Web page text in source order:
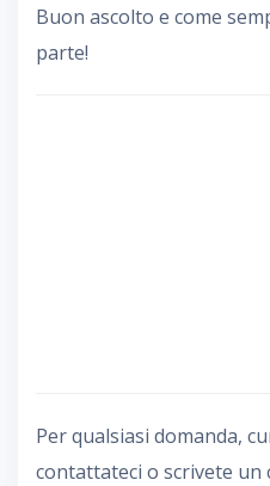
Buon ascolto e come
parte!
Per qualsiasi domanda,
contattateci o scrivete